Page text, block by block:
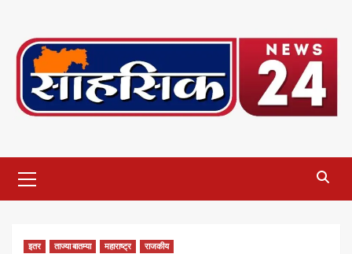
content
Menu
इतर ताज्या बातम्या महाराष्ट्र राजकीय